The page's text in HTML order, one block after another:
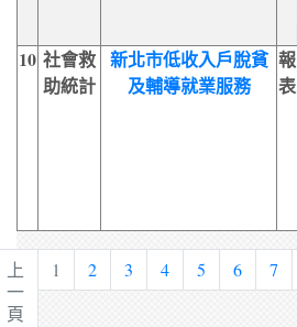
10 社會救
助統計
新北市低收入戶脫貧
及輔導就業服務
報
表
上
一
頁
1 2 3 4 5 6 7